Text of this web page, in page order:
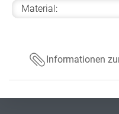
Material:
Informationen